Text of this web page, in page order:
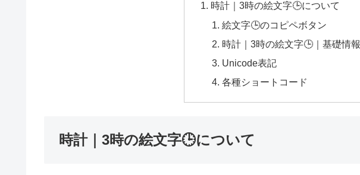
時計｜3時の絵文字🕒について
絵文字🕒のコピペボタン
時計｜3時の絵文字🕒｜基礎情報
Unicode表記
各種ショートコード
時計｜3時の絵文字🕒について